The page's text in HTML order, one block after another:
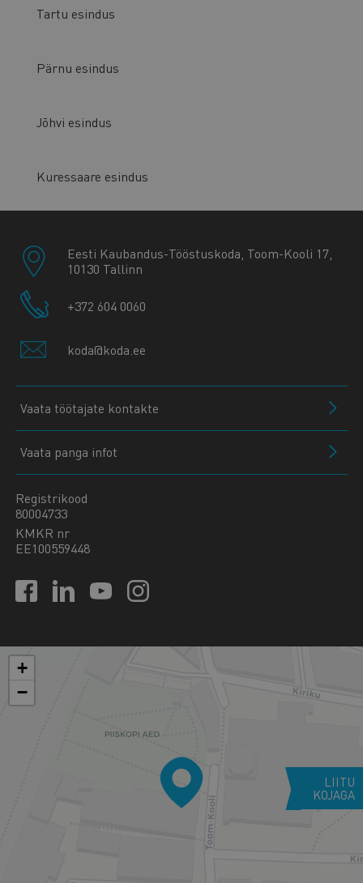
Tartu esindus
Pärnu esindus
Jõhvi esindus
Kuressaare esindus
Eesti Kaubandus-Tööstuskoda, Toom-Kooli 17,
10130 Tallinn
+372 604 0060
koda@koda.ee
Vaata töötajate kontakte
Vaata panga infot
Registrikood
80004733
KMKR nr
EE100559448
+
−
LIITU
KOJAGA